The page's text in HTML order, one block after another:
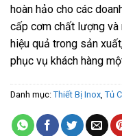
hoàn hảo cho các
cấp cơm chất lượng và
hiệu quả trong sản
phục vụ khách hàng
Danh mục: Thiết Bị Inox, Tủ